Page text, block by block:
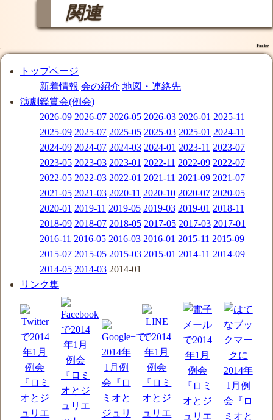
関連
Footer
トップページ
新着情報 会の紹介 地図・連絡先
演劇鑑賞会(例会)
2026-09 2026-07 2026-05 2026-03 2026-01 2025-11
2025-09 2025-07 2025-05 2025-03 2025-01 2024-11
2024-09 2024-07 2024-03 2024-01 2023-11 2023-07
2023-05 2023-03 2023-01 2022-11 2022-09 2022-07
2022-05 2022-03 2022-01 2021-11 2021-09 2021-07
2021-05 2021-03 2020-11 2020-10 2020-07 2020-05
2020-01 2019-11 2019-05 2019-03 2019-01 2018-11
2018-09 2018-07 2018-05 2017-05 2017-03 2017-01
2016-11 2016-05 2016-03 2016-01 2015-11 2015-09
2015-07 2015-05 2015-03 2015-01 2014-11 2014-09
2014-05 2014-03 2014-01
リンク集